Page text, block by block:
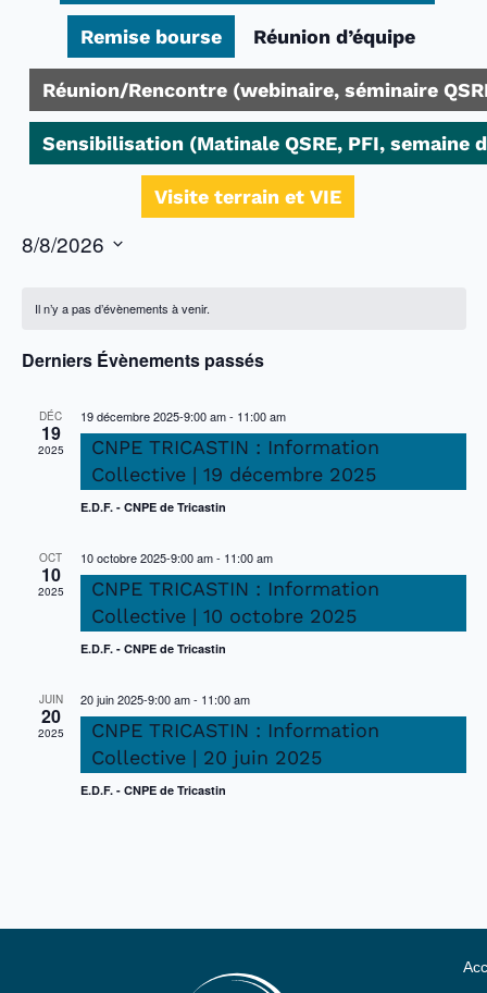
Remise bourse Réunion d’équipe
Réunion/Rencontre (webinaire, séminaire
Sensibilisation (Matinale QSRE, PFI, semaine
Visite terrain et VIE
8/8/2026
date.
Il n’y a pas d’évènements à venir.
Derniers Évènements passés
DÉC
19
2025
19 décembre 2025-9:00 am- 11:00 am
CNPE TRICASTIN : Information
Collective | 19 décembre 2025
E.D.F. - CNPE de Tricastin
OCT
10
2025
10 octobre 2025-9:00 am- 11:00 am
CNPE TRICASTIN : Information
Collective | 10 octobre 2025
E.D.F. - CNPE de Tricastin
JUIN
20
2025
20 juin 2025-9:00 am- 11:00 am
CNPE TRICASTIN : Information
Collective | 20 juin 2025
E.D.F. - CNPE de Tricastin